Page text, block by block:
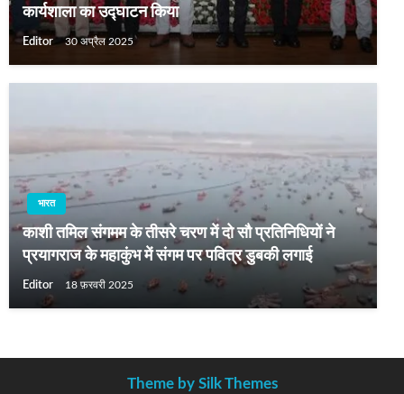
कार्यशाला का उद्घाटन किया
Editor 30 अप्रैल 2025
भारत
काशी तमिल संगमम के तीसरे चरण में दो सौ प्रतिनिधियों ने
प्रयागराज के महाकुंभ में संगम पर पवित्र डुबकी लगाई
Editor 18 फ़रवरी 2025
Theme by Silk Themes